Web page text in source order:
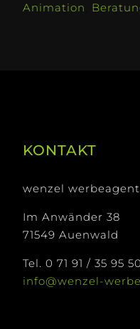
Animation
KONTAKT
wenzel
Im Anwänder 38
71549 Auenwald
Tel. 0 71 91 / 35 95 50
info@wenzel-